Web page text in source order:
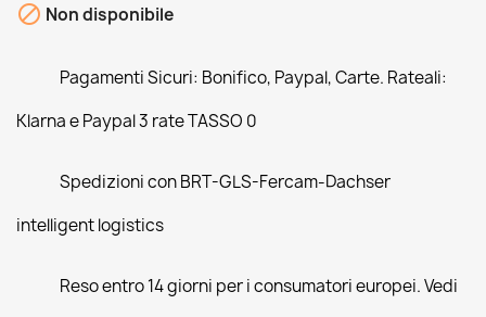
 Non disponibile
Pagamenti Sicuri: Bonifico, Paypal, Carte. Rateali:
Klarna e Paypal 3 rate TASSO 0
Spedizioni con BRT-GLS-Fercam-Dachser
intelligent logistics
Reso entro 14 giorni per i consumatori europei. Vedi